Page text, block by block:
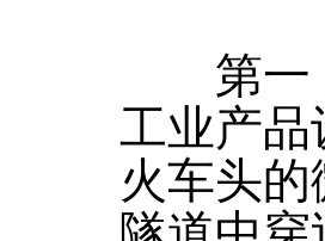
第一
工业产
火车头